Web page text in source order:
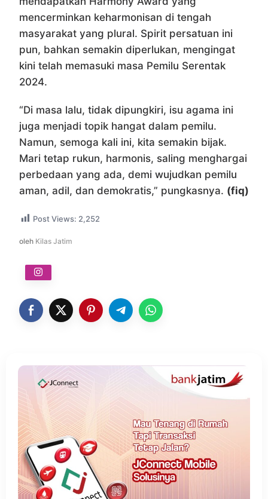
mencerminkan keharmonisan di tengah
masyarakat yang plural. Spirit persatuan ini
pun, bahkan semakin diperlukan, mengingat
kini telah memasuki masa Pemilu Serentak
2024.
“Di masa lalu, tidak dipungkiri, isu agama ini
juga menjadi topik hangat dalam pemilu.
Namun, semoga kali ini, kita semakin bijak.
Mari tetap rukun, harmonis, saling menghargai
perbedaan yang ada, demi wujudkan pemilu
aman, adil, dan demokratis,” pungkasnya. (fiq)
Post Views: 2,252
oleh Kilas Jatim